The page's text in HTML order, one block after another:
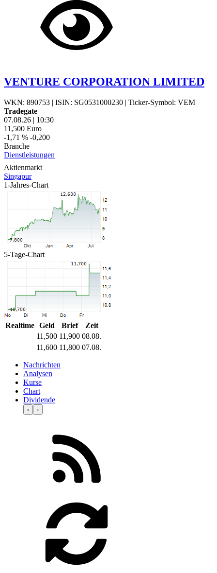
VENTURE CORPORATION LIMITED
WKN: 890753 | ISIN: SG0531000230 | Ticker-Symbol: VEM
Tradegate
07.08.26 | 10:30
11,500 Euro
-1,71 % -0,200
Branche
Dienstleistungen
Aktienmarkt
Singapur
1-Jahres-Chart
5-Tage-Chart
Realtime Geld Brief
Zeit
11,500 11,900 08.08.
11,600 11,800 07.08.
Nachrichten
Analysen
Kurse
Chart
Dividende
‹ ›